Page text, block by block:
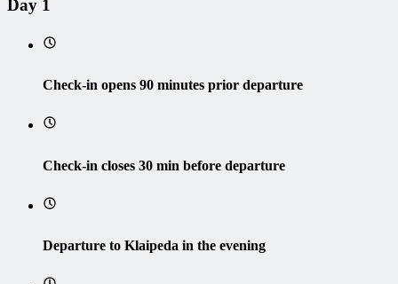
Day 1
Check-in opens 90 minutes prior departure
Check-in closes 30 min before departure
Departure to Klaipeda in the evening